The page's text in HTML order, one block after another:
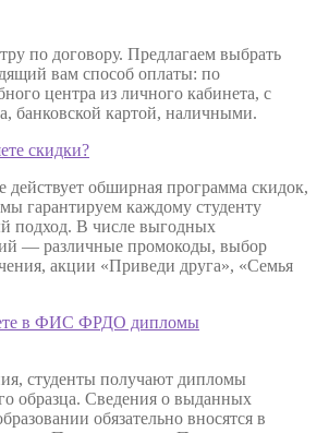
по договору. Предлагаем выбрать
вам способ оплаты: по
центра из личного кабинета, с
банковской картой, наличными.
скидки?
обширная программа скидок,
гарантируем каждому студенту
подход. В числе выгодных
— различные промокоды, выбор
акции «Приведи друга», «Семья
в ФИС ФРДО дипломы
студенты получают дипломы
образца. Сведения о выданных
обязательно вносятся в